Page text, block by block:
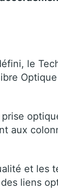
le
prise
aux
et les
liens